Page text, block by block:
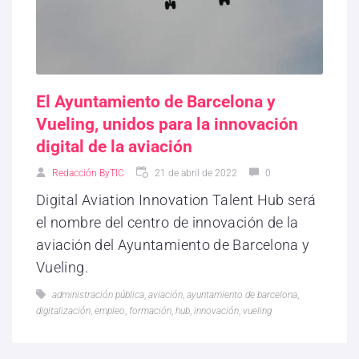
El Ayuntamiento de Barcelona y
Vueling, unidos para la innovación
digital de la aviación
Redacción ByTIC 21 de abril de 2022 0
Digital Aviation Innovation Talent Hub será
el nombre del centro de innovación de la
aviación del Ayuntamiento de Barcelona y
Vueling.
administración pública aviación ayuntamiento de barcelona
digitalización empleo formación hub innovación vueling